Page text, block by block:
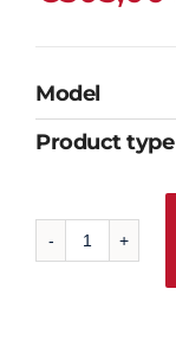
Model
Product type
A757